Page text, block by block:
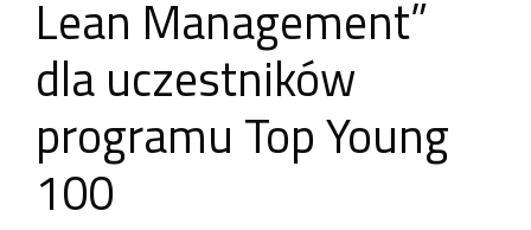
Lean Management”
dla uczestników
programu Top Young
100